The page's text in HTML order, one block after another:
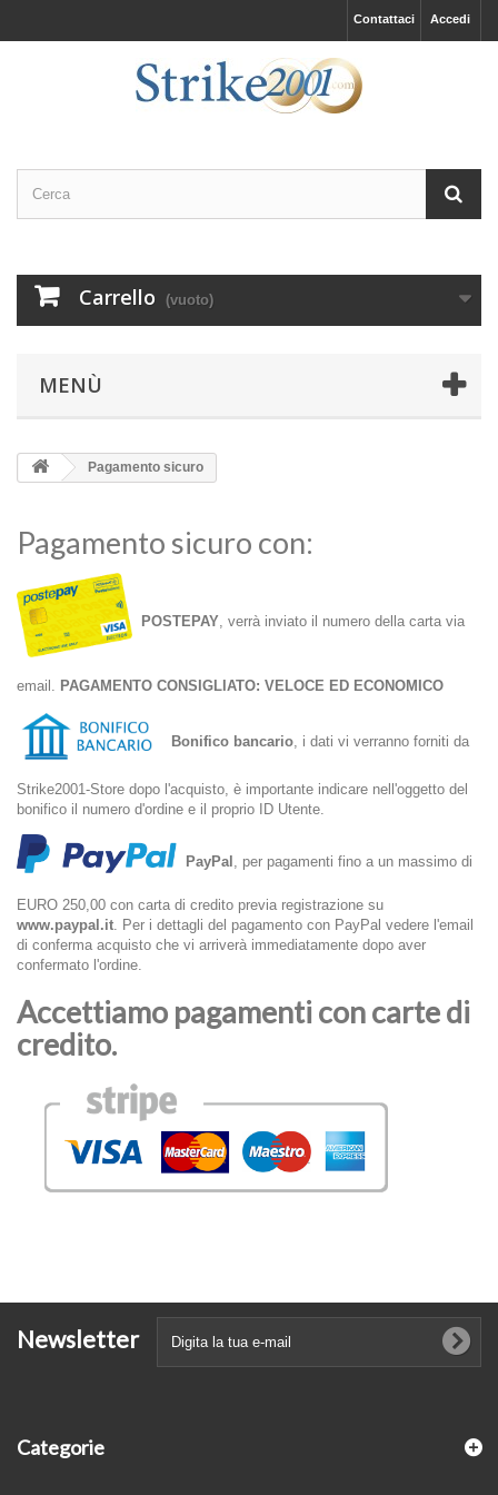
Accedi
Contattaci
Carrello (vuoto)
MENÙ
Pagamento sicuro
Pagamento sicuro con:
POSTEPAY , verrà inviato il numero della carta via
email. PAGAMENTO CONSIGLIATO: VELOCE ED ECONOMICO
Bonifico bancario, i dati vi verranno forniti da
Strike2001-Store dopo l'acquisto, è importante indicare nell'oggetto del
bonifico il numero d'ordine e il proprio ID Utente.
PayPal , per pagamenti fino a un massimo di
EURO 250,00 con carta di credito previa registrazione su
www.paypal.it. Per i dettagli del pagamento con PayPal vedere l'email
di conferma acquisto che vi arriverà immediatamente dopo aver
confermato l'ordine.
Accettiamo pagamenti con carte di
credito.
Newsletter
Categorie